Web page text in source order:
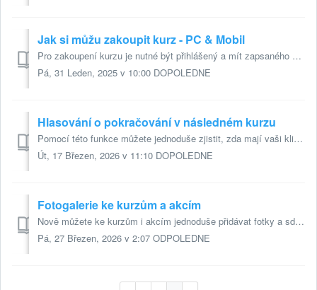
Jak si můžu zakoupit kurz - PC & Mobil
Pro zakoupení kurzu je nutné být přihlášený a mít zapsaného studenta/studentku/studenty. (návod na registraci do systému nebo přihlášení) klikněte na Na...
Pá, 31 Leden, 2025 v 10:00 DOPOLEDNE
Hlasování o pokračování v následném kurzu
Pomocí této funkce můžete jednoduše zjistit, zda mají vaši klienti zájem pokračovat v kurzu i v dalším semestru. Klienti mohou přímo v systému vyjádřit svů...
Út, 17 Březen, 2026 v 11:10 DOPOLEDNE
Fotogalerie ke kurzům a akcím
Nově můžete ke kurzům i akcím jednoduše přidávat fotky a sdílet je s klienty. Fotky se automaticky zobrazí ve fotogalerii a klientům přijde notifikace v pro...
Pá, 27 Březen, 2026 v 2:07 ODPOLEDNE